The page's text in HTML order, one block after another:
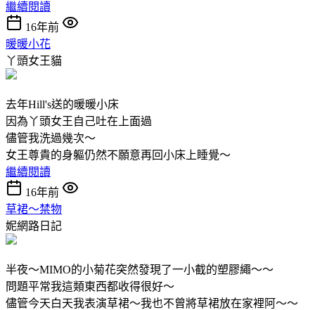
繼續閱讀
16年前
暖暖小花
丫頭女王貓
去年Hill's送的暖暖小床
因為丫頭女王自己吐在上面過
儘管我洗過幾次～
女王尊貴的身軀仍然不願意再回小床上睡覺～
繼續閱讀
16年前
草裙～禁物
妮網路日記
半夜～MIMO的小菊花突然發現了一小截的塑膠繩～～
問題平常我這類東西都收得很好～
儘管今天白天我表演草裙～我也不曾將草裙放在家裡阿～～